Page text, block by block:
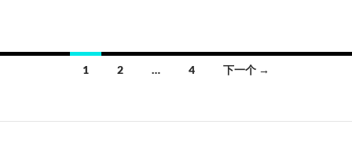
导
1 2 … 4 下一个 →